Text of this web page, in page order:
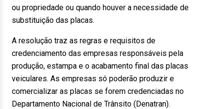
ou propriedade ou quando houver a necessidade de
substituição das placas.
A resolução traz as regras e requisitos de
credenciamento das empresas responsáveis pela
produção, estampa e o acabamento final das placas
veiculares. As empresas só poderão produzir e
comercializar as placas se forem credenciadas no
Departamento Nacional de Trânsito (Denatran).